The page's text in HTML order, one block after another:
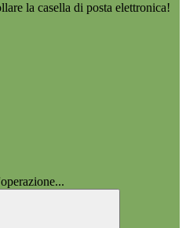
la casella di posta elettronica!